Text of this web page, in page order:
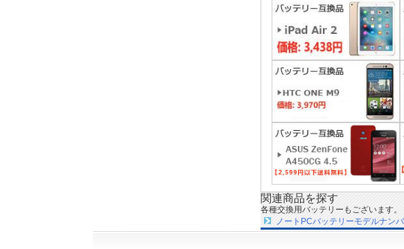
関連商品を探す
各種交換用バッテリーもございます。
ノートPCバッテリーモデルナン